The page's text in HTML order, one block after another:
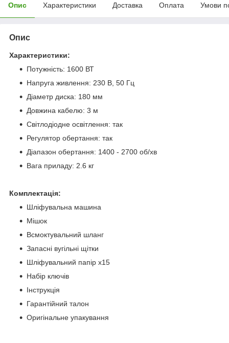
Опис Характеристики Доставка Оплата Умови
Опис
Характеристики:
Потужність: 1600 ВТ
Напруга живлення: 230 В, 50 Гц
Діаметр диска: 180 мм
Довжина кабелю: 3 м
Світлодіодне освітлення: так
Регулятор обертання: так
Діапазон обертання: 1400 - 2700 об/хв
Вага приладу: 2.6 кг
Комплектація:
Шліфувальна машина
Мішок
Всмоктувальний шланг
Запасні вугільні щітки
Шліфувальний папір х15
Набір ключів
Інструкція
Гарантійний талон
Оригінальне упакування